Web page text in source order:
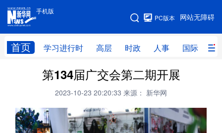
手机版
网站无障碍
PC版本
首页 学习进行时 高层 时政 人事 国际 财
手机版
网站地图
学习进行时 高层 时政
财经 网评
台湾 思客智库 全球连线 教育
第134届广交会第二期开展
2023-10-23 20:20:33 来源： 新华网